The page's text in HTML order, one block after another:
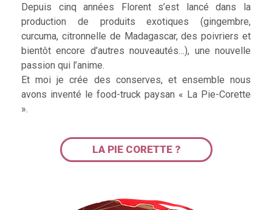
Depuis cinq années Florent s’est lancé dans la
production de produits exotiques (gingembre,
curcuma, citronnelle de Madagascar, des poivriers et
bientôt encore d’autres nouveautés…), une nouvelle
passion qui l’anime.
Et moi je crée des conserves, et ensemble nous
avons inventé le food-truck paysan « La Pie-Corette
».
LA PIE CORETTE ?